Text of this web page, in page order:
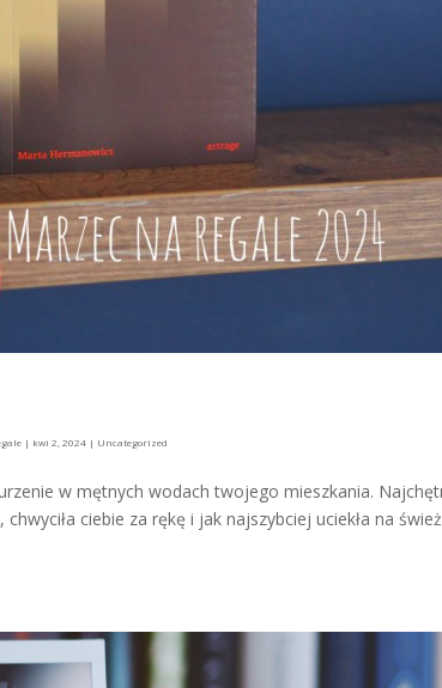
| kwi 2, 2024| Uncategorized
w mętnych wodach twojego mieszkania.
ciebie za rękę i jak najszybciej uciekła na